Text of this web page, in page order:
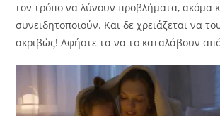
τον τρόπο να λύνουν προβλήματα, ακόμα
συνειδητοποιούν. Και δε χρειάζεται να
ακριβώς! Αφήστε τα να το καταλάβουν